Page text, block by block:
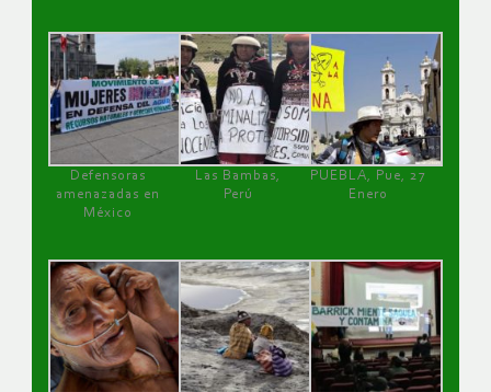
Defensoras
amenazadas en
México
Las Bambas,
Perú
PUEBLA, Pue, 27
Enero